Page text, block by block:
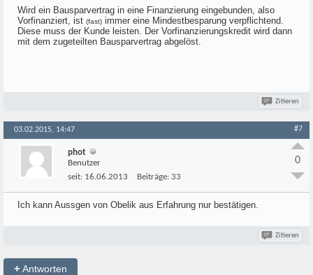
Wird ein Bausparvertrag in eine Finanzierung eingebunden, also
Vorfinanziert, ist (fast) immer eine Mindestbesparung verpflichtend.
Diese muss der Kunde leisten. Der Vorfinanzierungskredit wird dann
mit dem zugeteilten Bausparvertrag abgelöst.
Zitieren
03.02.2015, 14:47 #7
phot
Benutzer
seit: 16.06.2013 Beiträge: 33
0
Ich kann Aussgen von Obelik aus Erfahrung nur bestätigen.
Zitieren
+Antworten